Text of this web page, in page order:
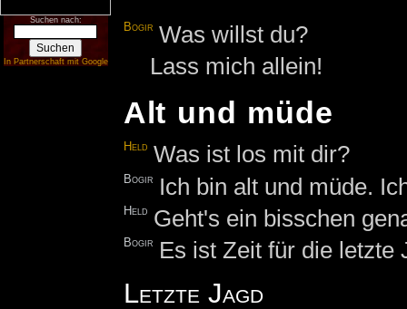
Suchen nach:
In Partnerschaft mit Google
Bogir Was willst du?
Lass mich allein!
Alt und müde
Held Was ist los mit dir?
Bogir Ich bin alt und müde.
Held Geht's ein bisschen
Bogir Es ist Zeit für die letzte
Letzte Jagd